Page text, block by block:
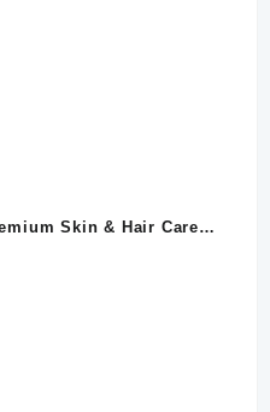
Skin & Hair Care